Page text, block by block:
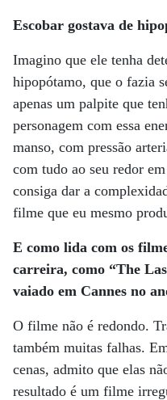
Escobar gostava de
Imagino que ele tenha
hipopótamo, que o fazia
apenas um palpite que
personagem com essa
manso, com pressão
com tudo ao seu redor
consiga dar a
filme que eu mesmo
E como lida com os
carreira, como “The
vaiado em Cannes no
O filme não é redondo.
também muitas falhas.
cenas, admito que elas
resultado é um filme